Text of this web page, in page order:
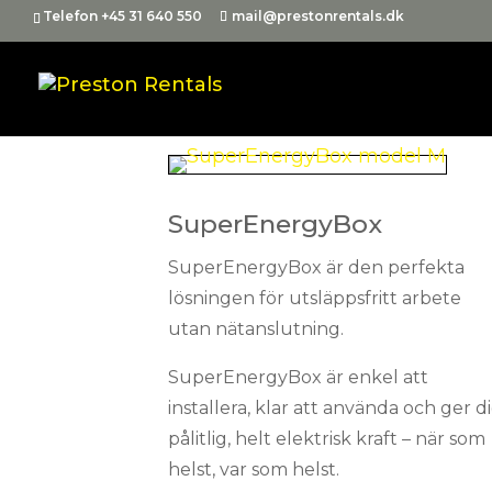
Telefon +45 31 640 550 mail@prestonrentals.dk
SuperEnergyBox
SuperEnergyBox är den perfekta
lösningen för utsläppsfritt arbete
utan nätanslutning.
SuperEnergyBox är enkel att
installera, klar att använda och ger
pålitlig, helt elektrisk kraft – när som
helst, var som helst.